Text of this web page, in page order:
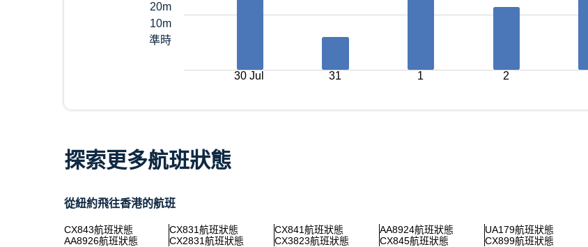
20m
10m
準時
30 Jul 31 1 2
探索更多航班狀態
從紐約飛往香港的航班
CX843航班狀態 CX831航班狀態 CX841航班狀態 AA8924航班狀態 UA179航班狀態
AA8926航班狀態
CX2831航班狀態 CX3823航班狀態 CX845航班狀態 CX899航班狀態